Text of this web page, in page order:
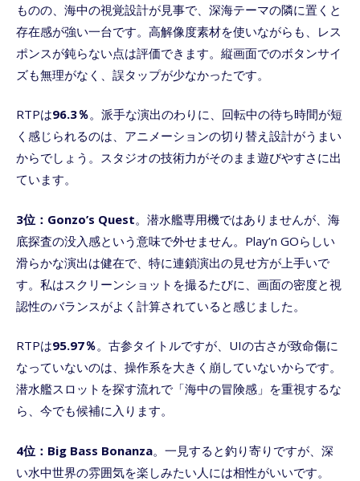
ものの、海中の視覚設計が見事で、深海テーマの隣に置くと
存在感が強い一台です。高解像度素材を使いながらも、レス
ポンスが鈍らない点は評価できます。縦画面でのボタンサイ
ズも無理がなく、誤タップが少なかったです。
RTPは96.3％。派手な演出のわりに、回転中の待ち時間が短
く感じられるのは、アニメーションの切り替え設計がうまい
からでしょう。スタジオの技術力がそのまま遊びやすさに出
ています。
3位：Gonzo’s Quest。潜水艦専用機ではありませんが、海
底探査の没入感という意味で外せません。Play’n GOらしい
滑らかな演出は健在で、特に連鎖演出の見せ方が上手いで
す。私はスクリーンショットを撮るたびに、画面の密度と視
認性のバランスがよく計算されていると感じました。
RTPは95.97％。古参タイトルですが、UIの古さが致命傷に
なっていないのは、操作系を大きく崩していないからです。
潜水艦スロットを探す流れで「海中の冒険感」を重視するな
ら、今でも候補に入ります。
4位：Big Bass Bonanza。一見すると釣り寄りですが、深
い水中世界の雰囲気を楽しみたい人には相性がいいです。